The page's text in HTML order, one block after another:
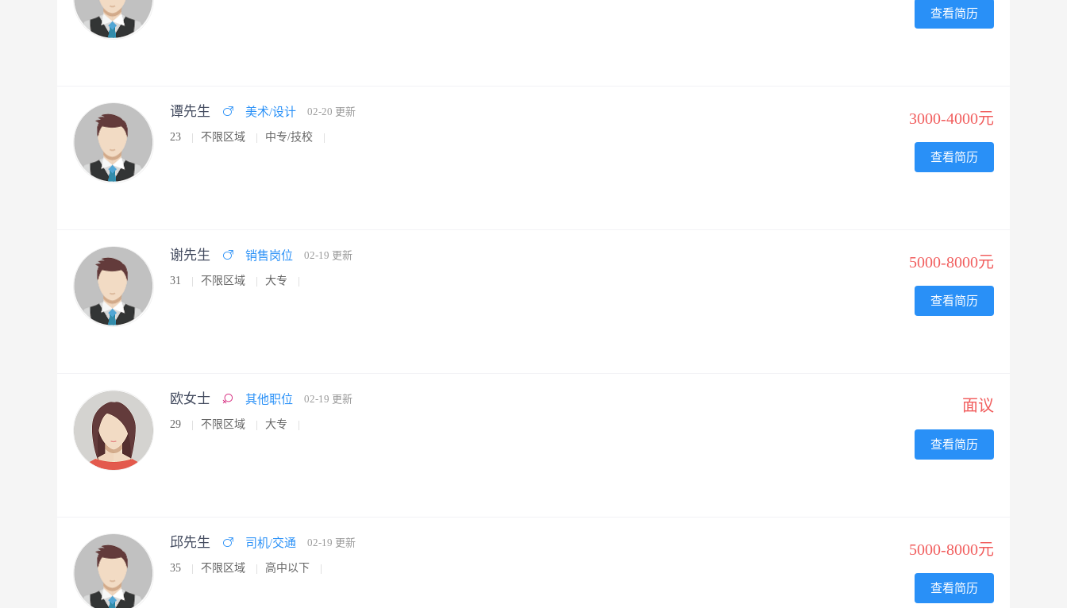
查看简历
谭先生 美术/设计 02-20 更新
23 不限区域 中专/技校
3000-4000元
查看简历
谢先生 销售岗位 02-19 更新
31 不限区域 大专
5000-8000元
查看简历
欧女士 其他职位 02-19 更新
29 不限区域 大专
面议
查看简历
邱先生 司机/交通 02-19 更新
35 不限区域 高中以下
5000-8000元
查看简历